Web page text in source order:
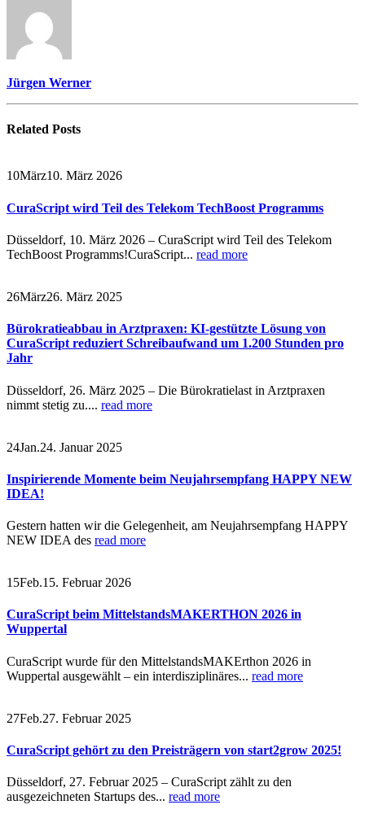
Jürgen Werner
Related Posts
10März10. März 2026
CuraScript wird Teil des Telekom TechBoost Programms
Düsseldorf, 10. März 2026 – CuraScript wird Teil des Telekom
TechBoost Programms!CuraScript... read more
26März26. März 2025
Bürokratieabbau in Arztpraxen: KI-gestützte Lösung von
CuraScript reduziert Schreibaufwand um 1.200 Stunden pro
Jahr
Düsseldorf, 26. März 2025 – Die Bürokratielast in Arztpraxen
nimmt stetig zu.... read more
24Jan.24. Januar 2025
Inspirierende Momente beim Neujahrsempfang HAPPY NEW
IDEA!
Gestern hatten wir die Gelegenheit, am Neujahrsempfang HAPPY
NEW IDEA des read more
15Feb.15. Februar 2026
CuraScript beim MittelstandsMAKERTHON 2026 in
Wuppertal
CuraScript wurde für den MittelstandsMAKErthon 2026 in
Wuppertal ausgewählt – ein interdisziplinäres... read more
27Feb.27. Februar 2025
CuraScript gehört zu den Preisträgern von start2grow 2025!
Düsseldorf, 27. Februar 2025 – CuraScript zählt zu den
ausgezeichneten Startups des... read more